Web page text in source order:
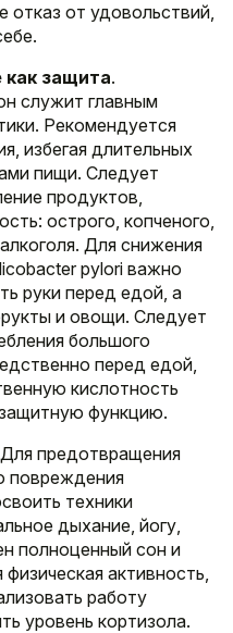
отказ от удовольствий,
как защита.
служит главным
Рекомендуется
избегая длительных
пищи. Следует
продуктов,
острого, копченого,
Для снижения
pylori важно
руки перед едой, а
и овощи. Следует
большого
перед едой,
кислотность
функцию.
предотвращения
повреждения
техники
дыхание, йогу,
полноценный сон и
активность,
работу
уровень кортизола.